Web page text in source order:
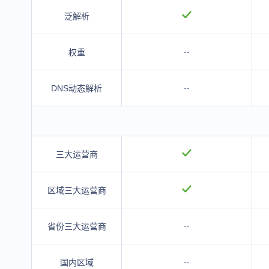
泛解析
权重 --
DNS动态解析 --
三大运营商
区域三大运营商
省份三大运营商 --
国内区域 --